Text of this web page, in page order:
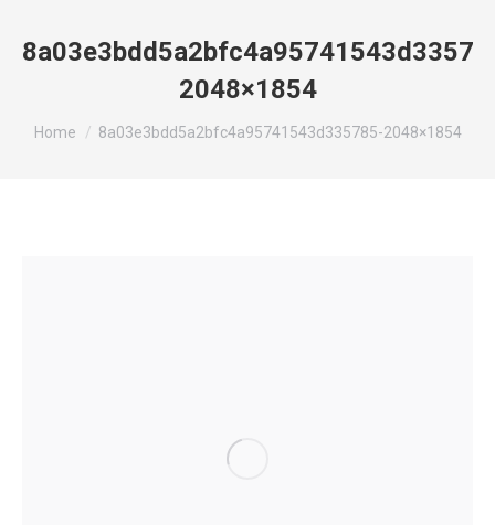
2048×1854
You are here:
Home 8a03e3bdd5a2bfc4a95741543d335785-2048×1854